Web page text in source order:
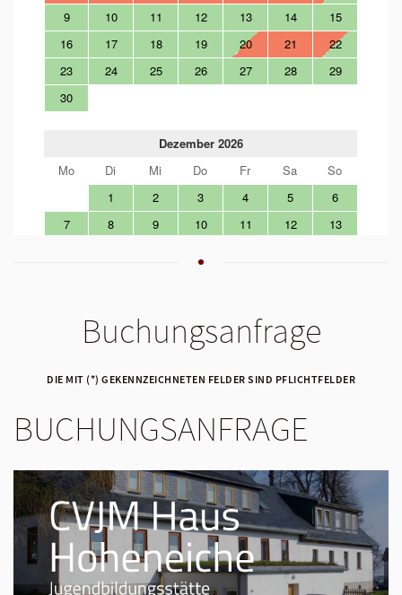
Buchungsanfrage
DIE MIT (*) GEKENNZEICHNETEN FELDER SIND PFLICHTFELDER
BUCHUNGSANFRAGE